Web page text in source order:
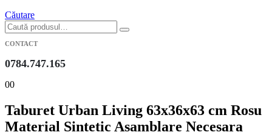
Căutare
CONTACT
0784.747.165
00
Taburet Urban Living 63x36x63 cm Rosu
Material Sintetic Asamblare Necesara